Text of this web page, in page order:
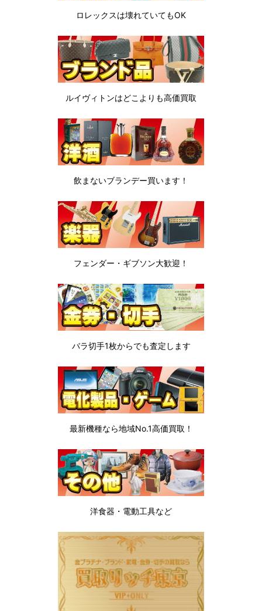
ロレックスは壊れていてもOK
ルイヴィトンはどこよりも高価買取
飲まないブランデー買います！
フェンダー・ギブソン大歓迎！
バラ切手1枚からでも査定します
最新機種なら地域No.1高価買取！
洋食器・電動工具など